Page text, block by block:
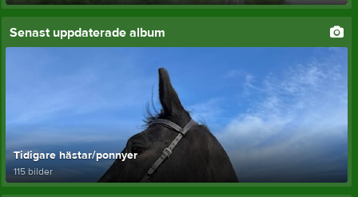
Senast uppdaterade album
Tidigare hästar/ponnyer
115 bilder